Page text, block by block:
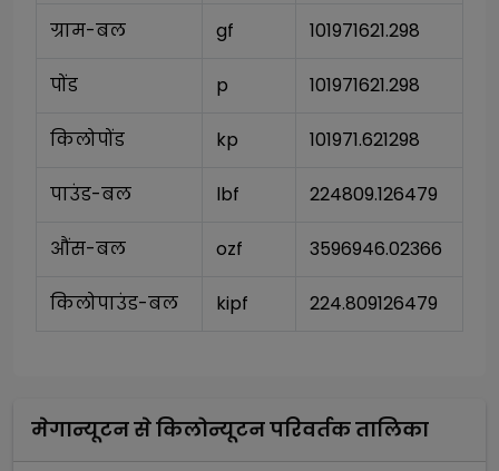
ग्राम-बल gf 101971621.298
पोंड p 101971621.298
किलोपोंड kp 101971.621298
पाउंड-बल lbf 224809.126479
औंस-बल ozf 3596946.02366
किलोपाउंड-बल kipf 224.809126479
मेगान्यूटनसेकिलोन्यूटनपरिवर्तक तालिका